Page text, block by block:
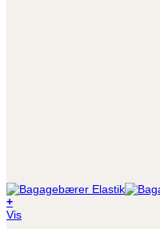
+
Dette
Vis